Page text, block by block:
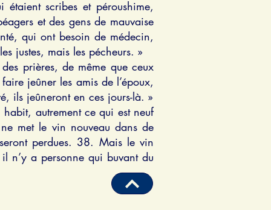
scribes et péroushime,
et des gens de mauvaise
qui ont besoin de médecin,
justes, mais les pécheurs. »
prières, de même que ceux
jeûner les amis de l’époux,
ils jeûneront en ces jours-là. »
autrement ce qui est neuf
met le vin nouveau dans de
perdues. 38. Mais le vin
n’y a personne qui buvant du